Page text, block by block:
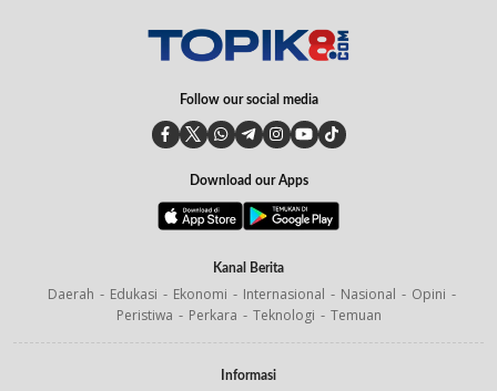
Follow our social media
Download our Apps
Kanal Berita
Daerah Edukasi Ekonomi Internasional Nasional
Opini
Peristiwa
Perkara Teknologi Temuan
Informasi